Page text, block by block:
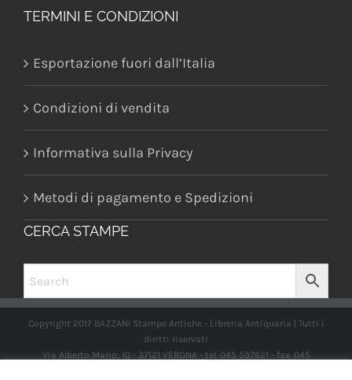
TERMINI E CONDIZIONI
Esportazione fuori dall’Italia
Condizioni di vendita
Informativa sulla Privacy
Metodi di pagamento e Spedizioni
CERCA STAMPE
Copyright 2017 BAZZANI Stampe Antiche - Libreria Antiquaria | Tutti i
diritti riservati
Via Alberto Mario, 10 - 37121 VERONA - tel. 045 597621 - fax. 045